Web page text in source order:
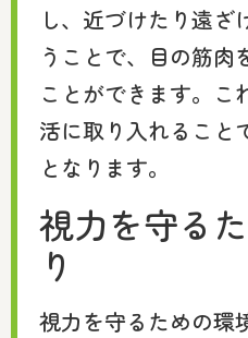
し、近づけたり遠ざ
うことで、目の筋肉
ことができます。こ
活に取り入れること
となります。
視力を守る
り
視力を守るための環